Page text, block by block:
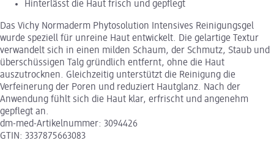
Hinterlässt die Haut frisch und gepflegt
Das Vichy Normaderm Phytosolution Intensives Reinigungsgel
wurde speziell für unreine Haut entwickelt. Die gelartige Textur
verwandelt sich in einen milden Schaum, der Schmutz, Staub und
überschüssigen Talg gründlich entfernt, ohne die Haut
auszutrocknen. Gleichzeitig unterstützt die Reinigung die
Verfeinerung der Poren und reduziert Hautglanz. Nach der
Anwendung fühlt sich die Haut klar, erfrischt und angenehm
gepflegt an.
dm-med-Artikelnummer: 3094426
GTIN: 3337875663083